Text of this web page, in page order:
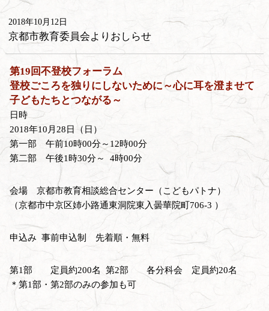
2018年10月12日
京都市教育委員会よりおしらせ
第19回不登校フォーラム
登校ごころを独りにしないために～心に耳を澄ませて
子どもたちとつながる～
日時
2018年10月28日（日）
第一部 午前10時00分～12時00分
第二部 午後1時30分～ 4時00分
会場 京都市教育相談総合センター（こどもパトナ）
（京都市中京区姉小路通東洞院東入曇華院町706-3 ）
申込み 事前申込制 先着順・無料
第1部 定員約200名 第2部 各分科会 定員約20名
＊第1部・第2部のみの参加も可